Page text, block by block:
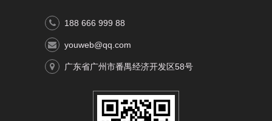
188 666 999 88
youweb@qq.com
广东省广州市番禺经济开发区58号